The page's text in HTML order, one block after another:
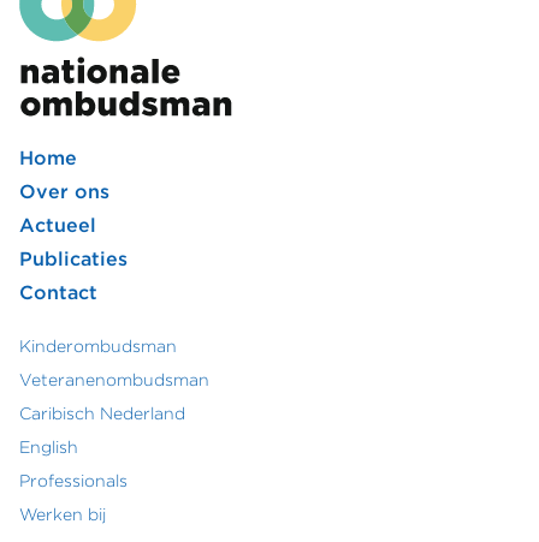
Footer
hoofdmenu
Home
Over ons
Actueel
Publicaties
Contact
Footer
secundair
menu
Kinderombudsman
Veteranenombudsman
Caribisch Nederland
English
Professionals
Werken bij